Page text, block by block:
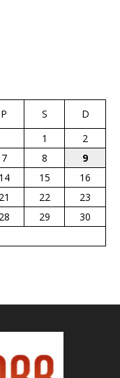
P S
D
1
2
7 8
9
14 15
16
21 22
23
28 29
30